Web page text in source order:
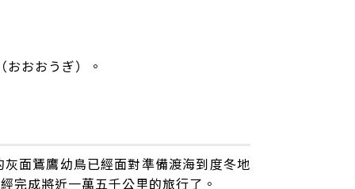
おおうぎ）。
面鵟鷹幼鳥已經面對準備渡海到度冬地
完成將近一萬五千公里的旅行了。